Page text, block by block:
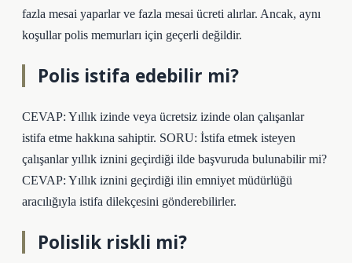
fazla mesai yaparlar ve fazla mesai ücreti alırlar. Ancak, aynı
koşullar polis memurları için geçerli değildir.
Polis istifa edebilir mi?
CEVAP: Yıllık izinde veya ücretsiz izinde olan çalışanlar
istifa etme hakkına sahiptir. SORU: İstifa etmek isteyen
çalışanlar yıllık iznini geçirdiği ilde başvuruda bulunabilir mi?
CEVAP: Yıllık iznini geçirdiği ilin emniyet müdürlüğü
aracılığıyla istifa dilekçesini gönderebilirler.
Polislik riskli mi?